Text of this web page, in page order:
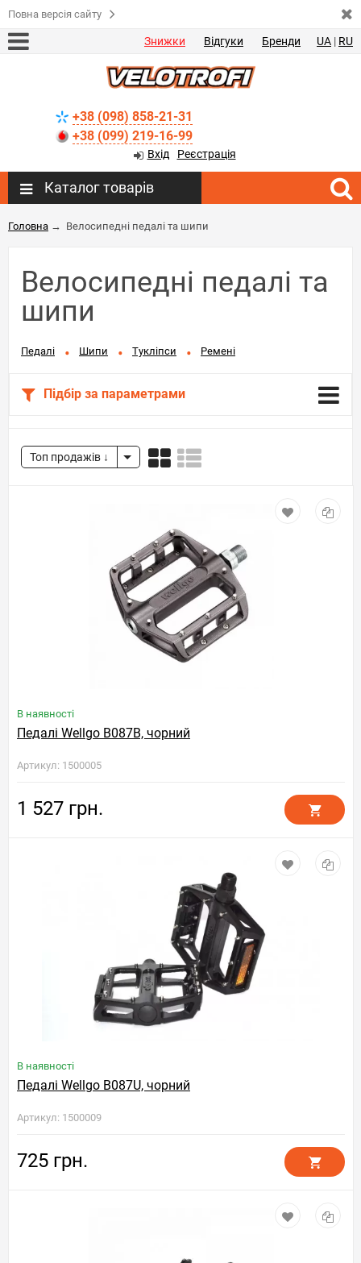
Повна версія сайту
Знижки Відгуки Бренди UA | RU
+38 (098) 858-21-31
+38 (099) 219-16-99
Вхід Реєстрація
Каталог товарів
Головна → Велосипедні педалі та шипи
Велосипедні педалі та
шипи
Педалі Шипи Тукліпси Ремені
Підбір за параметрами
Топ продажів
В наявності
Педалі Wellgo B087B, чорний
Артикул: 1500005
1 527 грн.
В наявності
Педалі Wellgo B087U, чорний
Артикул: 1500009
725 грн.